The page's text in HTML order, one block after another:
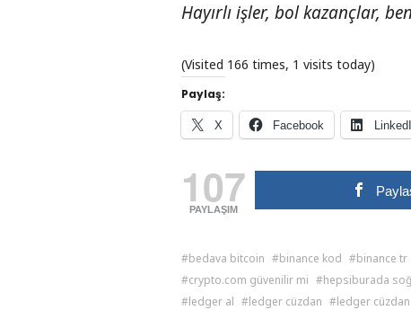
Hayırlı işler, bol kazançlar,
(Visited 166 times, 1 visits today)
Paylaş:
X Facebook
107
PAYLAŞIM
bedava bitcoin binance kod binance tr
crypto.com güvenilir mi
hepsiburada
ledger al
ledger cüzdan ledger